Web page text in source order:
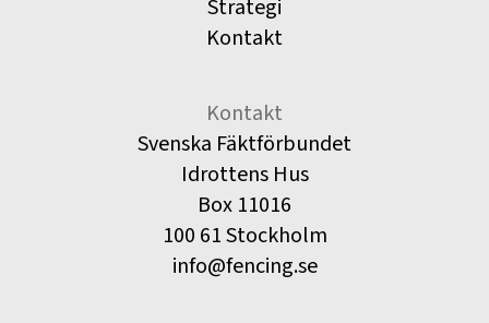
Strategi
Kontakt
Kontakt
Svenska Fäktförbundet
Idrottens Hus
Box 11016
100 61 Stockholm
info@fencing.se